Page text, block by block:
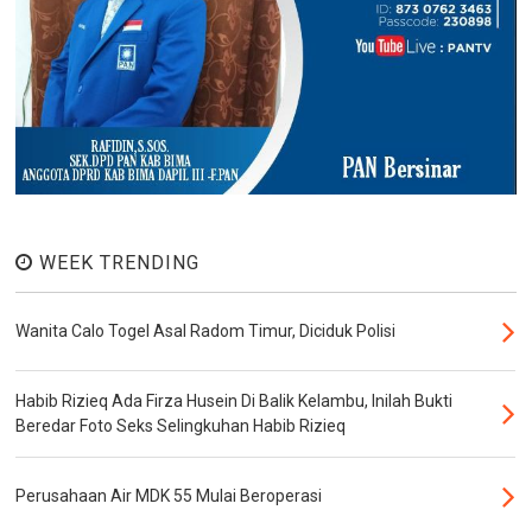
WEEK TRENDING
Wanita Calo Togel Asal Radom Timur, Diciduk Polisi
Habib Rizieq Ada Firza Husein Di Balik Kelambu, Inilah Bukti
Beredar Foto Seks Selingkuhan Habib Rizieq
Perusahaan Air MDK 55 Mulai Beroperasi